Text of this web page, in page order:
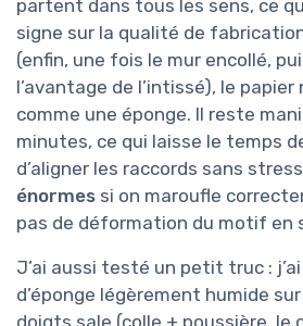
partent dans tous les sens, ce
signe sur la qualité de
(enfin, une fois le mur encollé,
l’avantage de l’intissé), le
comme une éponge. Il reste
minutes, ce qui laisse le temps
d’aligner les raccords sans
énormes si on maroufle
pas de déformation du motif en
J’ai aussi testé un petit truc :
d’éponge légèrement humide